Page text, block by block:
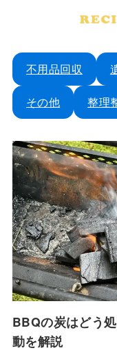
不用品回収
その他 整理
BBQの炭はどう
動を解説